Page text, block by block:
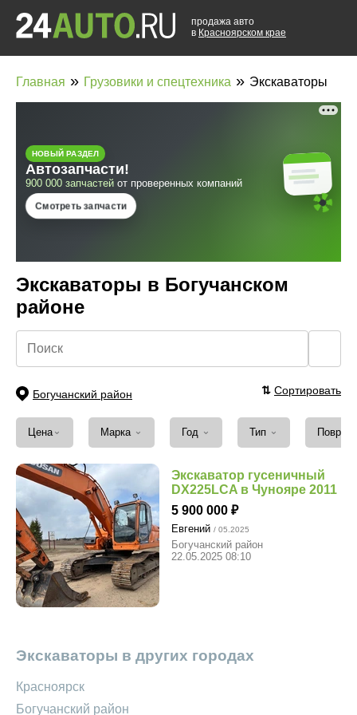
продажа авто
в Красноярском крае
Главная » Грузовики и спецтехника » Экскаваторы
Экскаваторы в Богучанском
районе
Богучанский район ⇅ Сортировать
Цена ⌄ Марка ⌄ Год ⌄ Тип ⌄
Экскаватор гусеничный
DX225LCA в Чунояре 2011
5 900 000
Евгений / 05.2025
Богучанский район
22.05.2025 08:10
Экскаваторы в других городах
Красноярск
Богучанский район